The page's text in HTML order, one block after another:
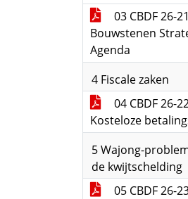
03 CBDF 26-
Bouwstenen
Agenda
4 Fiscale zaken
04 CBDF 26-
Kosteloze
5 Wajong-
de kwijtschelding
05 CBDF 26-